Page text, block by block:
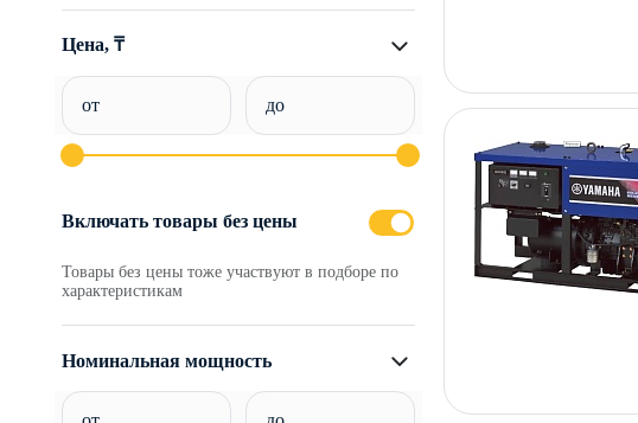
Цена, ₸
от до
Включать товары без цены
Товары без цены тоже участвуют в подборе по
характеристикам
Номинальная мощность